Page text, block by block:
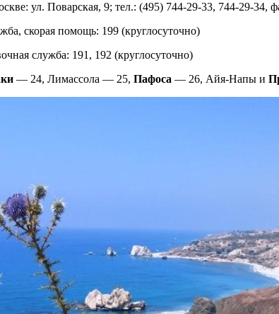
ул. Поварская, 9; тел.: (495) 744-29-33, 744-29-34,
скорая помощь: 199 (круглосуточно)
служба: 191, 192 (круглосуточно)
— 24, Лимассола — 25, Пафоса — 26, Айя-Напы и